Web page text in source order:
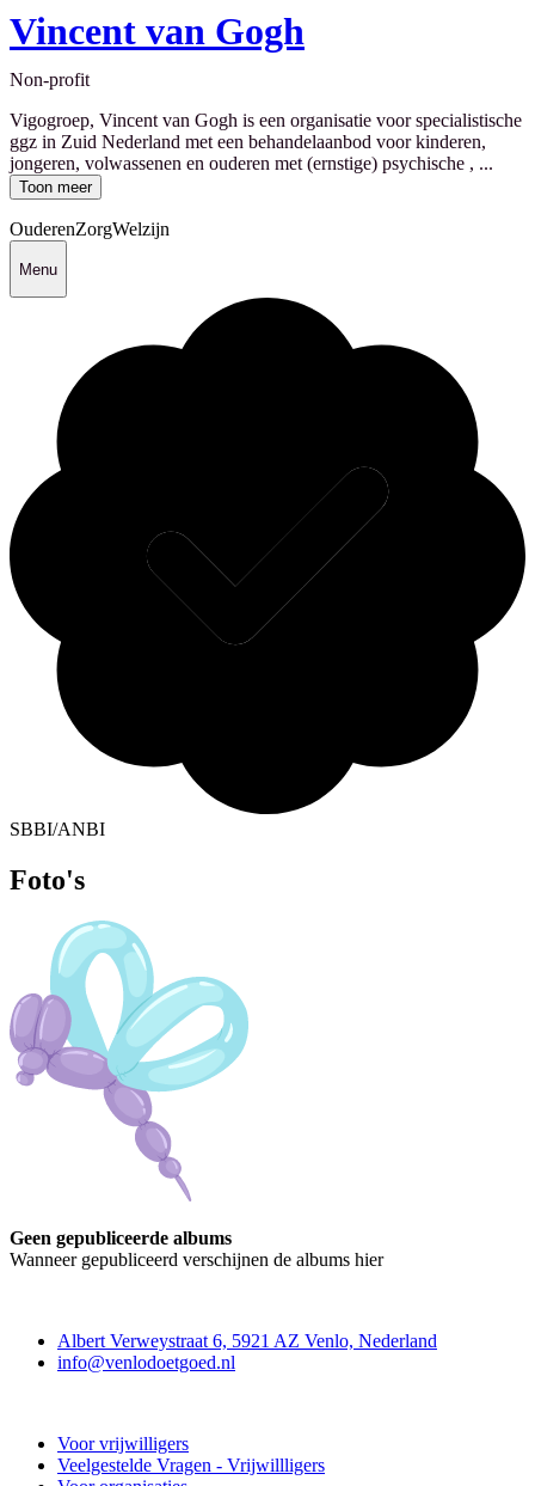
Vincent van Gogh
Non-profit
Vigogroep, Vincent van Gogh is een organisatie voor specialistische
ggz in Zuid Nederland met een behandelaanbod voor kinderen,
jongeren, volwassenen en ouderen met (ernstige) psychische , ...
Toon meer
OuderenZorgWelzijn
Menu
SBBI/ANBI
Foto's
Geen gepubliceerde albums
Wanneer gepubliceerd verschijnen de albums hier
Albert Verweystraat 6, 5921 AZ Venlo, Nederland
info@venlodoetgoed.nl
Voor vrijwilligers
Veelgestelde Vragen - Vrijwillligers